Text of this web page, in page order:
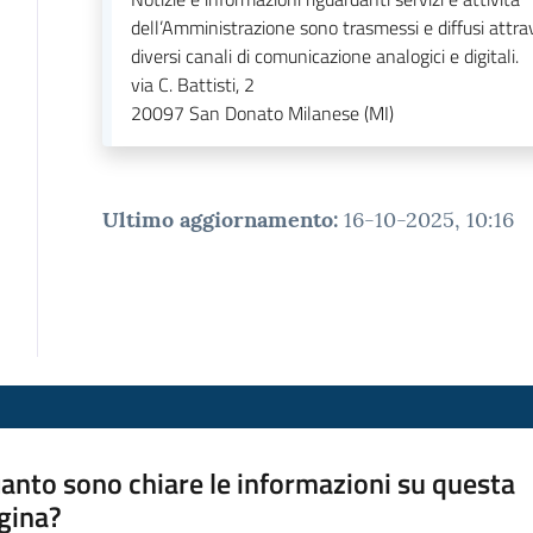
dell’Amministrazione sono trasmessi e diffusi
diversi canali di comunicazione analogici e digitali.
via C. Battisti, 2
20097 San Donato Milanese (MI)
Ultimo aggiornamento: 16-10-2025, 10:16
sono chiare le informazioni su questa